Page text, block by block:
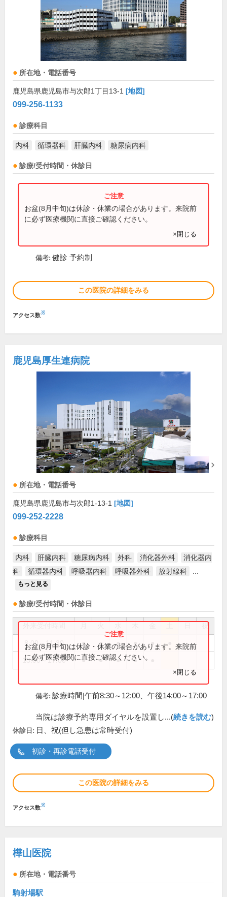
所在地・電話番号
鹿児島県鹿児島市与次郎1丁目13-1 [地図]
099-256-1133
診療科目
内科 循環器科 肝臓内科 糖尿病内科
診療/受付時間・休診日
お盆(8月中旬)は休診・休業の場合があります。来院前
に必ず医療機関に直接ご確認ください。
×閉じる
備考: 健診 予約制
この医院の詳細をみる
アクセス数※
鹿児島厚生連病院
所在地・電話番号
鹿児島県鹿児島市与次郎1-13-1 [地図]
099-252-2228
診療科目
内科 肝臓内科 糖尿病内科 外科 消化器外科
消化器内
科
循環器内科 呼吸器内科 呼吸器外科 放射線科
もっと見る
診療/受付時間・休診日
祝
8:00～11:30 ● ● ● ● ●
13:00～17:00 ● ● ● ●
お盆(8月中旬)は休診・休業の場合があります。来院前
に必ず医療機関に直接ご確認ください。
×閉じる
備考: 診療時間|午前8:30～12:00、午後14:00～17:00
当院は診療予約専用ダイヤルを設置し...(続きを読む)
休診日: 日、祝(但し急患は常時受付)
初診・再診電話受付
この医院の詳細をみる
アクセス数※
樺山医院
所在地・電話番号
騎射場駅